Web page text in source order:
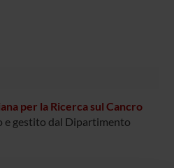
per la Ricerca sul Cancro
e gestito dal Dipartimento